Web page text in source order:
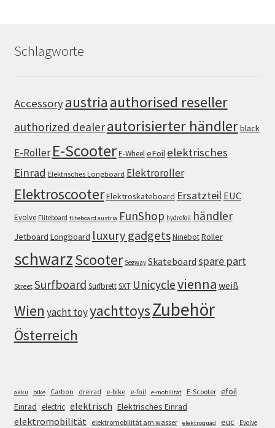
Schlagworte
Accessoryaustria authorised reseller
authorized dealerautorisierter händlerblack
E-Roller E-ScooterE-WheeleFoil elektrisches
Einrad Elektrisches Longboard Elektroroller
ElektroscooterElektroskateboard Ersatzteil EUC
Evolve Fliteboard fliteboard austria FunShop hydrofoil händler
Jetboard Longboard luxury gadgetsNinebotRoller
schwarzScooter Segway Skateboard spare part
Street Surfboard SurfbrettSXT Unicyclevienna weiß
Wien yacht toyyachttoysZubehör
Österreich
akku bike Carbon dreirad e-bike e-foil e-mobilität E-Scooter efoil
Einrad electric elektrisch Elektrisches Einrad
elektromobilität elektromobilität am wasser elektroquad euc
Evolve